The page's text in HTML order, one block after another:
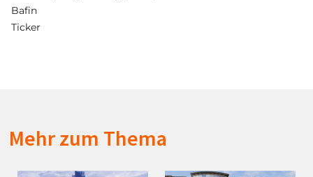
Bafin
Ticker
Mehr zum Thema